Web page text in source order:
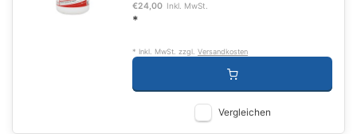
€24,00 Inkl. MwSt.
*
Vergleichen
* Inkl. MwSt. zzgl. Versandkosten